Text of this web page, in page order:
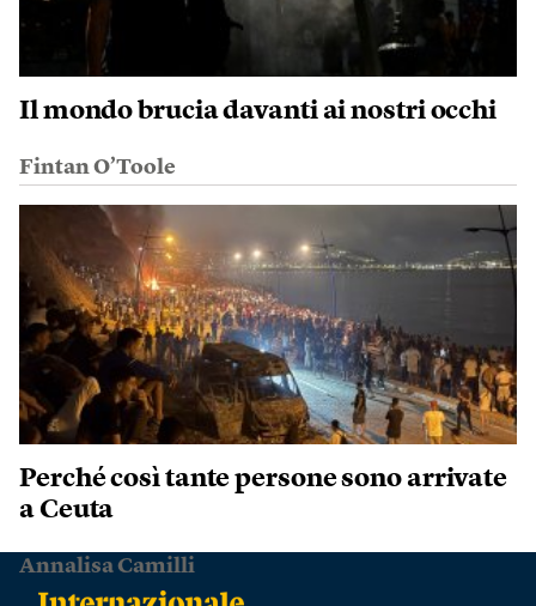
Il mondo brucia davanti ai nostri occhi
Fintan O’Toole
Perché così tante persone sono arrivate
a Ceuta
Annalisa Camilli